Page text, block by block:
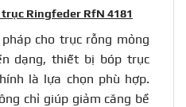
Ringfeder RfN 4181
cho trục rỗng mỏng
dạng, thiết bị bóp trục
là lựa chọn phù hợp.
chỉ giúp giảm căng bề